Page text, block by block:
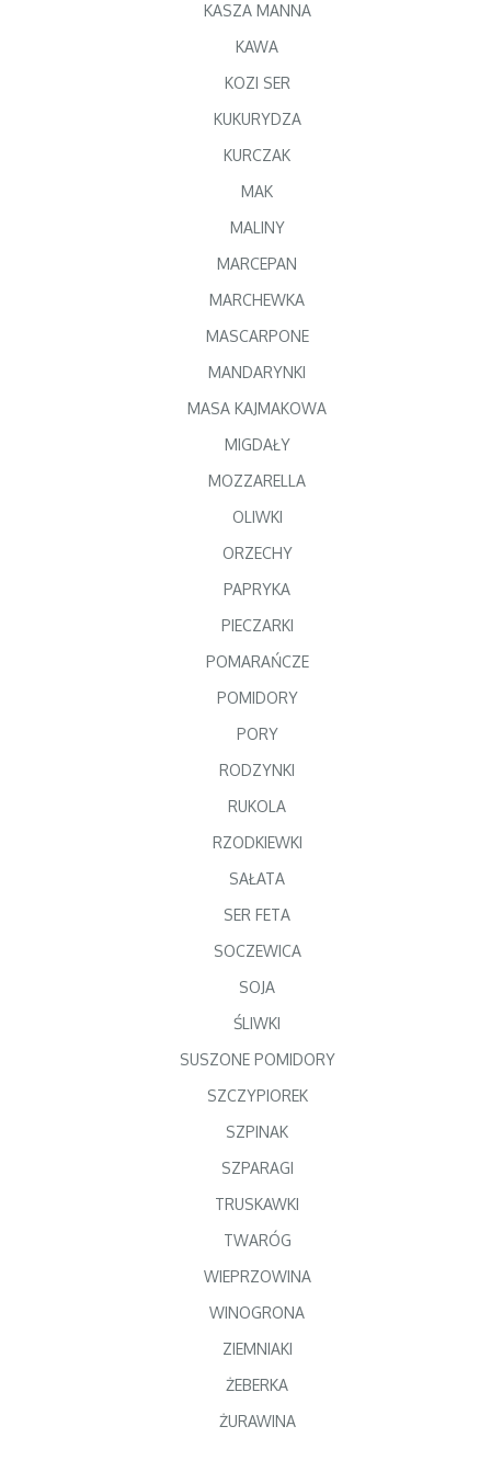
KASZA MANNA
KAWA
KOZI SER
KUKURYDZA
KURCZAK
MAK
MALINY
MARCEPAN
MARCHEWKA
MASCARPONE
MANDARYNKI
MASA KAJMAKOWA
MIGDAŁY
MOZZARELLA
OLIWKI
ORZECHY
PAPRYKA
PIECZARKI
POMARAŃCZE
POMIDORY
PORY
RODZYNKI
RUKOLA
RZODKIEWKI
SAŁATA
SER FETA
SOCZEWICA
SOJA
ŚLIWKI
SUSZONE POMIDORY
SZCZYPIOREK
SZPINAK
SZPARAGI
TRUSKAWKI
TWARÓG
WIEPRZOWINA
WINOGRONA
ZIEMNIAKI
ŻEBERKA
ŻURAWINA